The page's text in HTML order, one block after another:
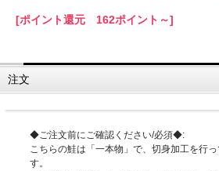
[ポイント還元 162ポイント～]
注文
◆ご注文前にご確認ください/必須◆:
こちらの鮭は「一本物」で、切身加工を行
す。